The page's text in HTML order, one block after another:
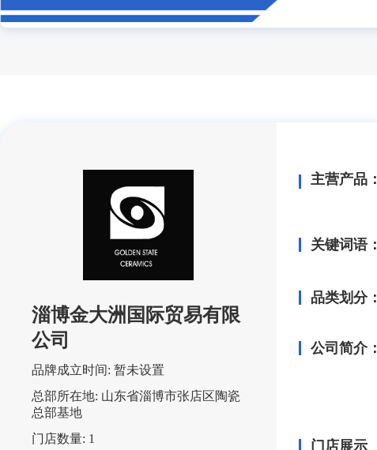
淄博金大洲国际贸易有限
公司
品牌成立时间: 暂未设置
总部所在地: 山东省淄博市张店区陶瓷
总部基地
门店数量: 1
主营产品：
关键词语：
品类划分：
公司简介：
门店展示